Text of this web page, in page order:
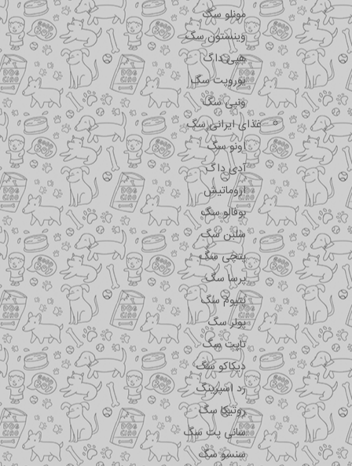
مونلو سگ
وینستون سگ
هپی داگ
یوروپت سگ
ونپی سگ
غذای ایرانی سگ
اونو سگ
آدی داگ
اروماتیش
بوفالو سگ
سلبن سگ
پتچی سگ
پرسا سگ
پتیوم سگ
پولر سگ
تاپت سگ
دیکاکو سگ
رد اسپرینگ
روتیکا سگ
سانی پت سگ
سنسو سگ